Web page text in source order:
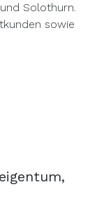
Solothurn.
sowie